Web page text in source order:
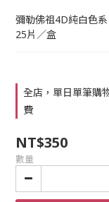
彌勒佛祖4D純白色系
25片／盒
全店，單日單筆購
費
NT$350
數量